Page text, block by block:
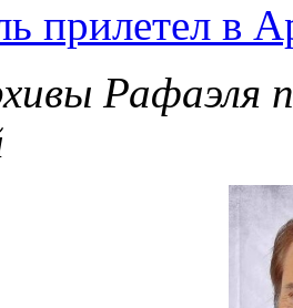
прилетел в
Рафаэля